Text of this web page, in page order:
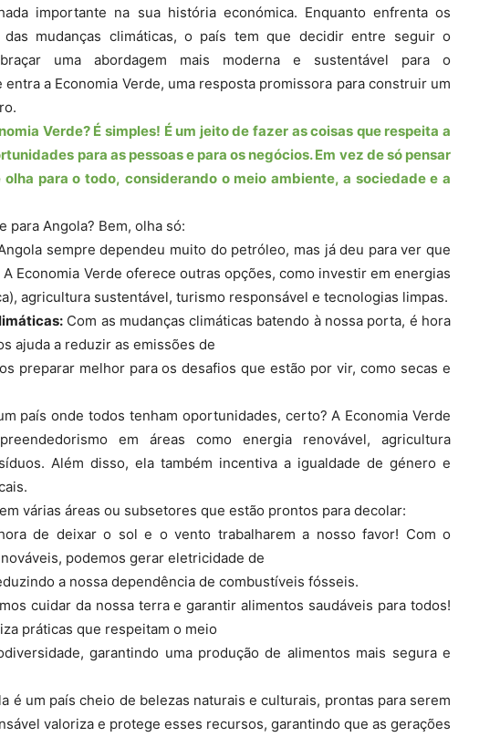
importante na sua história económica. Enquanto enfrenta os
mudanças climáticas, o país tem que decidir entre seguir o
uma abordagem mais moderna e sustentável para o
a Economia Verde, uma resposta promissora para construir um
Verde? É simples! É um jeito de fazer as coisas que respeita a
para as pessoas e para os negócios. Em vez de só pensar
olha para o todo, considerando o meio ambiente, a sociedade e a
para Angola? Bem, olha só:
sempre dependeu muito do petróleo, mas já deu para ver que
Economia Verde oferece outras opções, como investir em energias
agricultura sustentável, turismo responsável e tecnologias limpas.
Com as mudanças climáticas batendo à nossa porta, é hora
ajuda a reduzir as emissões de
preparar melhor para os desafios que estão por vir, como secas e
país onde todos tenham oportunidades, certo? A Economia Verde
em áreas como energia renovável, agricultura
Além disso, ela também incentiva a igualdade de género e
várias áreas ou subsetores que estão prontos para decolar:
de deixar o sol e o vento trabalharem a nosso favor! Com o
podemos gerar eletricidade de
a nossa dependência de combustíveis fósseis.
cuidar da nossa terra e garantir alimentos saudáveis para todos!
práticas que respeitam o meio
garantindo uma produção de alimentos mais segura e
é um país cheio de belezas naturais e culturais, prontas para serem
valoriza e protege esses recursos, garantindo que as gerações